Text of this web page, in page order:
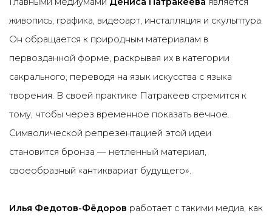
живопись, графика, видеоарт, инсталляция и скульптура.
Он обращается к природным материалам в
первозданной форме, раскрывая их в категории
сакрального, переводя на язык искусства с языка
творения. В своей практике Патракеев стремится к
тому, чтобы через временное показать вечное.
Символической репрезентацией этой идеи
становится бронза — нетленный материал,
своеобразный «антиквариат будущего».
Илья Федотов-Фёдоров работает с такими медиа, как